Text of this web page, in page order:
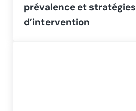
prévalence et stratégies
d’intervention